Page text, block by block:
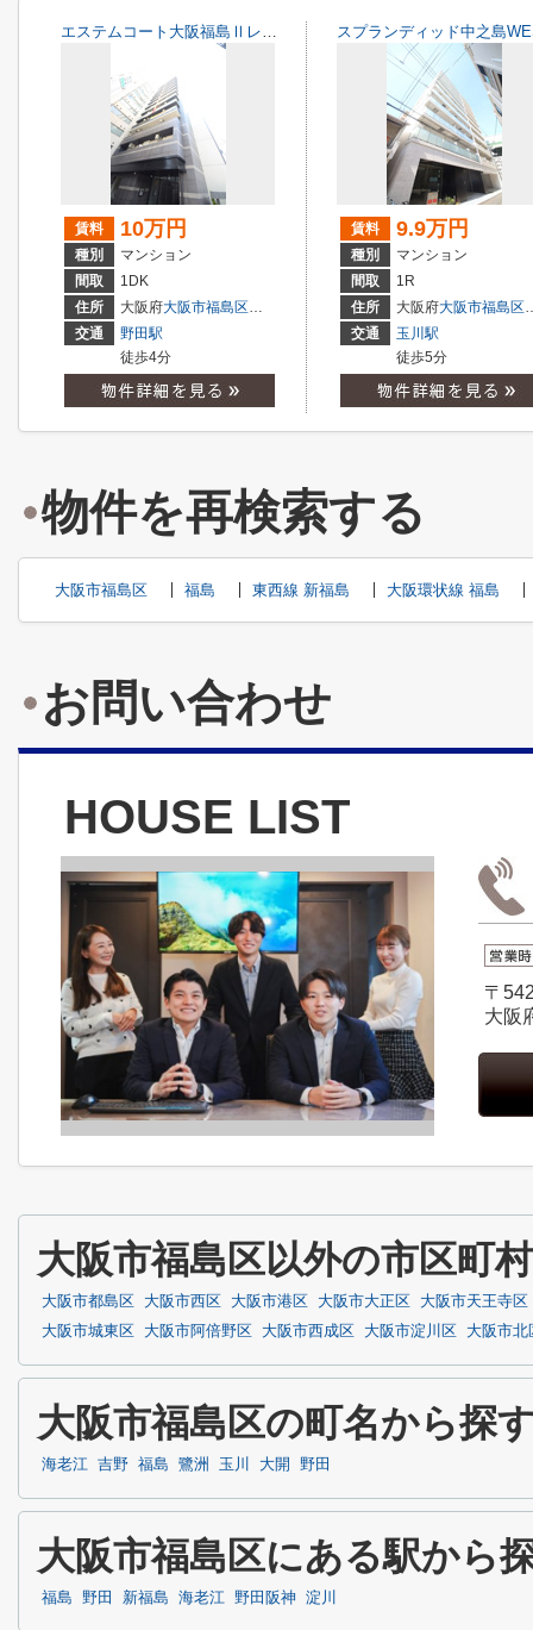
エステムコート大阪福島Ⅱレイヤー
賃料 10万円
種別
マンション
間取
1DK
住所
大阪府大阪市福島区玉川
２丁目
交通
野田駅
徒歩4分
スプランディッド中之島
賃料 9.9万円
種別
マンション
間取
1R
住所
大阪府大阪市福島区
交通
玉川駅
徒歩5分
物件を再検索する
大阪市福島区 福島 東西線 新福島 大阪環状線 福島
お問い合わせ
HOUSE LIST
〒
大阪
大阪市福島区以外の市区町
大阪市都島区 大阪市西区 大阪市港区 大阪市大正区
大阪市天王寺区
大阪市城東区
大阪市阿倍野区 大阪市西成区 大阪市淀川区 大阪市北
大阪市福島区の町名から探
海老江 吉野 福島 鷺洲 玉川 大開 野田
大阪市福島区にある駅から
福島 野田 新福島 海老江 野田阪神 淀川